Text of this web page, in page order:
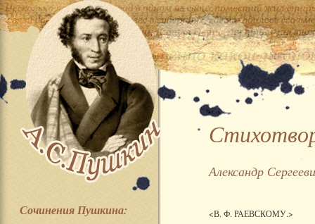
Сочинения Пушкина:
Александр
<В. Ф. РАЕВСКОМУ.>